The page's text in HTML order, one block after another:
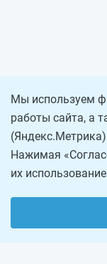
Мы используем
работы сайта, а
Нажимая
их